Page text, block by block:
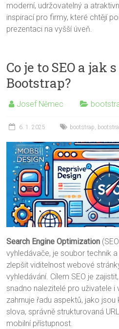
moderní, udržovatelný a
inspirací pro firmy, které chtějí
prezentaci na vyšší úveň.
Co je to SEO a jak
Bootstrap?
Josef Němec
6. 1. 2025 bootstrap
Search Engine Optimization
vyhledávače, je soubor technik
zlepšit viditelnost webové
vyhledávání. Cílem SEO je
snadno nalezitelé pro uživatele i
zahrnuje řadu aspektů, jako jsou
slova, správně strukturovaná
mobilní přístupnost.